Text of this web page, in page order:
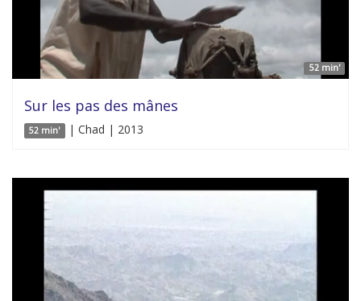
52 min'
Sur les pas des mânes
52 min' | Chad | 2013